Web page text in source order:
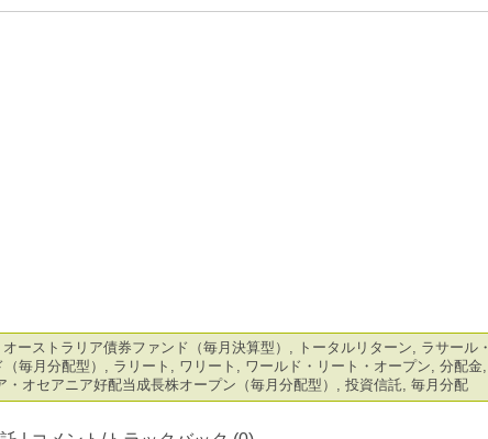
ーストラリア債券ファンド（毎月決算型） , トータルリターン, ラサール・
毎月分配型） , ラリート , ワリート , ワールド・リート・オープン, 分配金,
・オセアニア好配当成長株オープン（毎月分配型） , 投資信託, 毎月分配